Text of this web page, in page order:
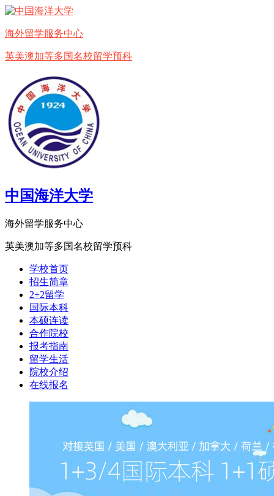
海外留学服务中心
英美澳加等多国名校留学预科
中国海洋大学
海外留学服务中心
英美澳加等多国名校留学预科
学校首页
招生简章
2+2留学
国际本科
本硕连读
合作院校
报考指南
留学生活
院校介绍
在线报名